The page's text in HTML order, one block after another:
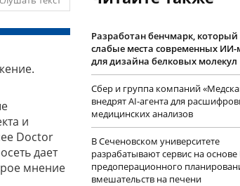
и
Doctor
дает
мнение
Разработан бенчмарк,
слабые места современных ИИ-
для дизайна белковых молекул
Сбер и группа компаний
внедрят AI-агента для
медицинских анализов
В Сеченовском университете
разрабатывают сервис на
предоперационного
вмешательств на печени